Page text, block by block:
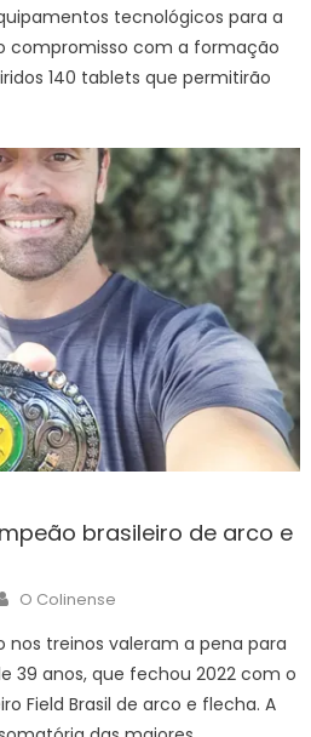
tecnológicos para a
compromisso com a formação
140 tablets que permitirão
brasileiro de arco e
Author
O Colinense
treinos valeram a pena para
39 anos, que fechou 2022 com o
Field Brasil de arco e flecha. A